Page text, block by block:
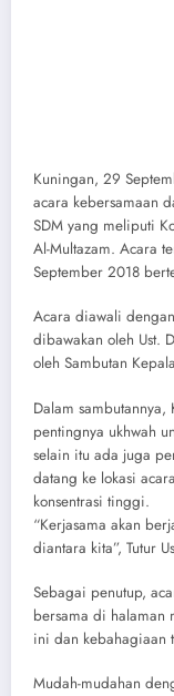
Kuningan, 29
acara kebersamaan
SDM yang meliputi
Al-Multazam. Acara
September 2018
Acara diawali
dibawakan oleh Ust.
oleh Sambutan
Dalam
pentingnya ukhwah
selain itu ada juga
datang ke lokasi
konsentrasi tinggi.
“Kerjasama akan
diantara kita”, Tutur
Sebagai penutup,
bersama di halaman
ini dan kebahagiaan
Mudah-mudahan